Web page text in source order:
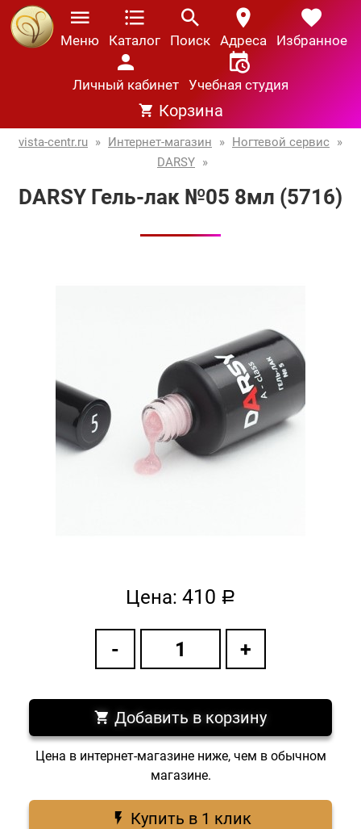
Меню Каталог Поиск Адреса Избранное
Личный кабинет Учебная студия
Корзина
vista-centr.ru » Интернет-магазин » Ногтевой сервис »
DARSY »
DARSY Гель-лак №05 8мл (5716)
Цена: 410 a
Добавить в корзину
Цена в интернет-магазине ниже, чем в обычном
магазине.
Купить в 1 клик